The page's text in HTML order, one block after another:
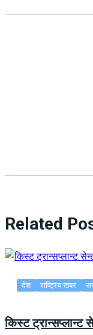
Related
देश राष्ट्रिय खबर
किस्ट ट्रान्सप्लान्ट